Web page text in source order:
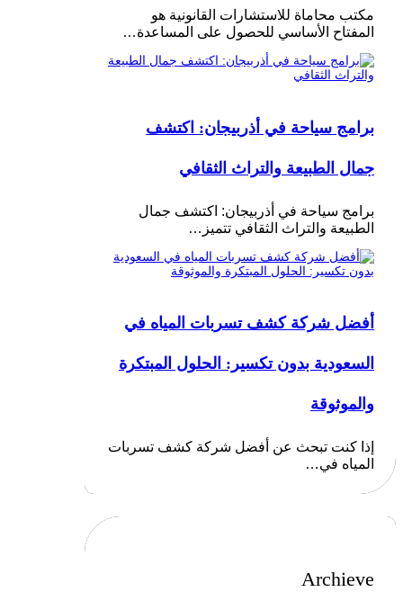
مكتب محاماة للاستشارات القانونية هو
المفتاح الأساسي للحصول على المساعدة…
برامج سياحة في أذربيجان: اكتشف
جمال الطبيعة والتراث الثقافي
برامج سياحة في أذربيجان: اكتشف جمال
الطبيعة والتراث الثقافي تتميز…
أفضل شركة كشف تسربات المياه في
السعودية بدون تكسير: الحلول المبتكرة
والموثوقة
إذا كنت تبحث عن أفضل شركة كشف تسربات
المياه في…
Archieve